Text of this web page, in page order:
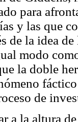
para
y las que
de la idea
modo
la doble
de
a la altura